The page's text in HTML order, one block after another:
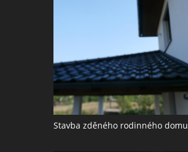
Stavba zděného rodinného domu